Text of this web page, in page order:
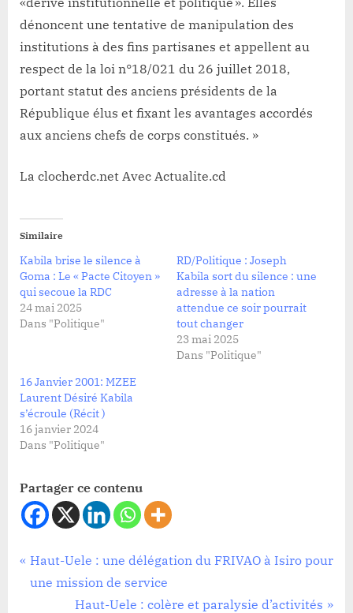
dénoncent une tentative de manipulation des
institutions à des fins partisanes et appellent au
respect de la loi n°18/021 du 26 juillet 2018,
portant statut des anciens présidents de la
République élus et fixant les avantages accordés
aux anciens chefs de corps constitués. »
La clocherdc.net Avec Actualite.cd
Similaire
Kabila brise le silence à
Goma : Le « Pacte Citoyen »
qui secoue la RDC
24 mai 2025
Dans "Politique"
RD/Politique : Joseph
Kabila sort du silence : une
adresse à la nation
attendue ce soir pourrait
tout changer
23 mai 2025
Dans "Politique"
16 Janvier 2001: MZEE
Laurent Désiré Kabila
s’écroule (Récit )
16 janvier 2024
Dans "Politique"
Partager ce contenu
Société
Navigation
P
r
Haut-Uele : une délégation du FRIVAO à Isiro pour
une mission de service
N
Haut-Uele : colère et paralysie d’activités